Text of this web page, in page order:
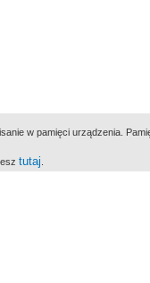
w pamięci urządzenia.
tutaj